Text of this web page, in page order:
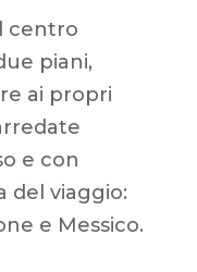
centro
piani,
ai propri
e con
del viaggio:
e Messico.